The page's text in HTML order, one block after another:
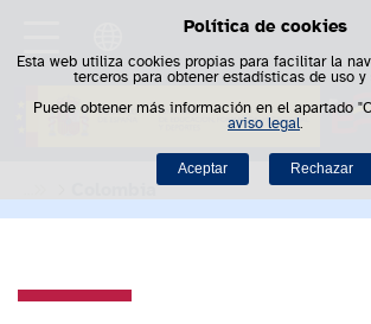
Política de cookies
Esta web utiliza cookies propias para facilitar la
terceros para obtener estadísticas de uso
Puede obtener más información en el apartado
aviso legal
Aceptar Rechazar
Saltar al